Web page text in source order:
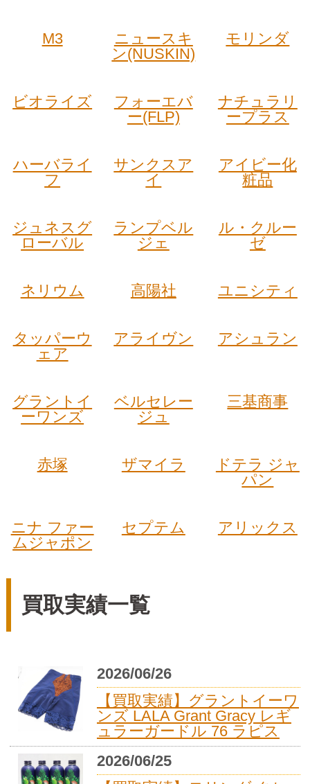
M3
ニュースキ
ン(NUSKIN)
モリンダ
ビオライズ
フォーエバ
ー(FLP)
ナチュラリ
ープラス
ハーバライ
フ
サンクスア
イ
アイビー化
粧品
ジュネスグ
ローバル
ランプベル
ジェ
ル・クルー
ゼ
ネリウム 高陽社 ユニシティ
タッパーウ
ェア
アライヴン アシュラン
グラントイ
ーワンズ
ベルセレー
ジュ
三基商事
赤塚 ザマイラ
ドテラ ジャ
パン
ニナ ファー
ムジャポン
セプテム アリックス
買取実績一覧
2026/06/26
【買取実績】グラントイーワ
ンズ LALA Grant Gracy レギ
ュラーガードル 76 ラピス
2026/06/25